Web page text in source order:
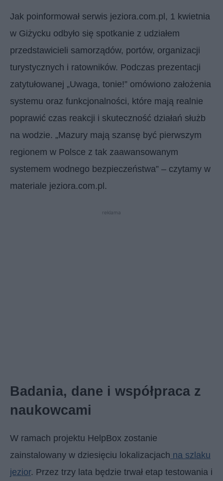
Jak poinformował serwis jeziora.com.pl, 1 kwietnia
w Giżycku odbyło się spotkanie z udziałem
przedstawicieli samorządów, portów, organizacji
turystycznych i ratowników. Podczas prezentacji
zatytułowanej „Uwaga, tonie!” omówiono założenia
systemu oraz funkcjonalności, które mają realnie
poprawić czas reakcji i skuteczność działań służb
na wodzie. „Mazury mają szansę być pierwszym
regionem w Polsce z tak zaawansowanym
systemem wodnego bezpieczeństwa” – czytamy w
materiale jeziora.com.pl.
reklama
Badania, dane i współpraca z
naukowcami
W ramach projektu HelpBox zostanie
zainstalowany w dziesięciu lokalizacjach na szlaku
jezior. Przez trzy lata będzie trwał etap testowania i